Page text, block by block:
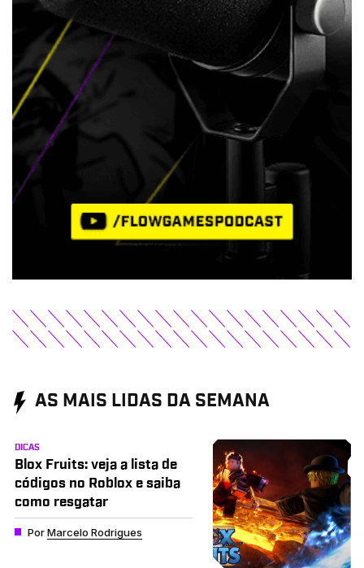
AS MAIS LIDAS DA SEMANA
DICAS
Blox Fruits: veja a lista de
códigos no Roblox e saiba
como resgatar
PorMarcelo Rodrigues